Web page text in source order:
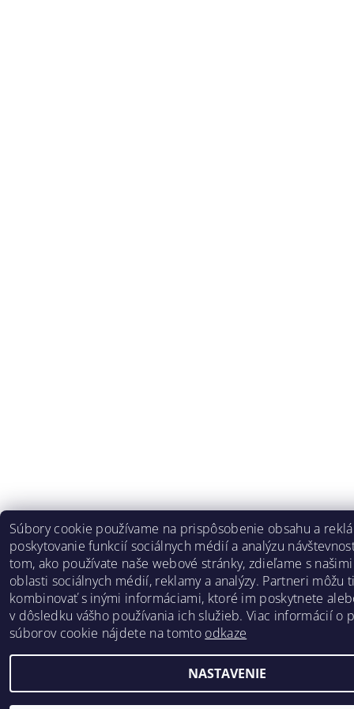
Súbory cookie používame na prispôsobenie obsahu a
poskytovanie funkcií sociálnych médií a analýzu
tom, ako používate naše webové stránky, zdieľame s
oblasti sociálnych médií, reklamy a analýzy. Partneri môžu
kombinovať s inými informáciami, ktoré im poskytnete
v dôsledku vášho používania ich služieb. Viac informácií o
súborov cookie nájdete na tomto odkaze
NASTAVENIE